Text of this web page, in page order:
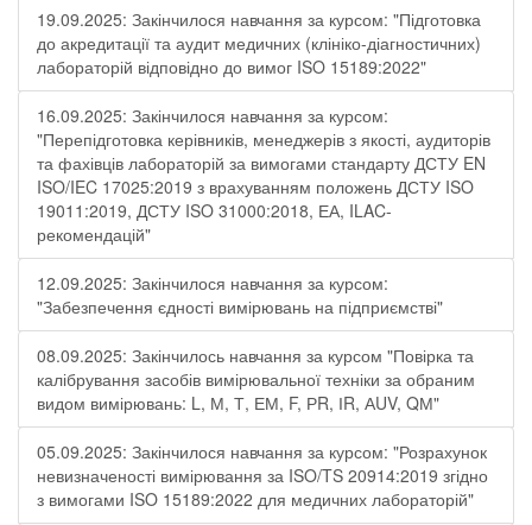
19.09.2025: Закінчилося навчання за курсом: "Підготовка
до акредитації та аудит медичних (клініко-діагностичних)
лабораторій відповідно до вимог ISO 15189:2022"
16.09.2025: Закінчилося навчання за курсом:
"Перепідготовка керівників, менеджерів з якості, аудиторів
та фахівців лабораторій за вимогами стандарту ДСТУ EN
ISO/IEC 17025:2019 з врахуванням положень ДСТУ ISO
19011:2019, ДСТУ ISO 31000:2018, ЕА, ILAC-
рекомендацій"
12.09.2025: Закінчилося навчання за курсом:
"Забезпечення єдності вимірювань на підприємстві"
08.09.2025: Закінчилось навчання за курсом "Повірка та
калібрування засобів вимірювальної техніки за обраним
видом вимірювань: L, М, Т, ЕМ, F, РR, ІR, АUV, QМ"
05.09.2025: Закінчилося навчання за курсом: "Розрахунок
невизначеності вимірювання за ISO/TS 20914:2019 згідно
з вимогами ISO 15189:2022 для медичних лабораторій"